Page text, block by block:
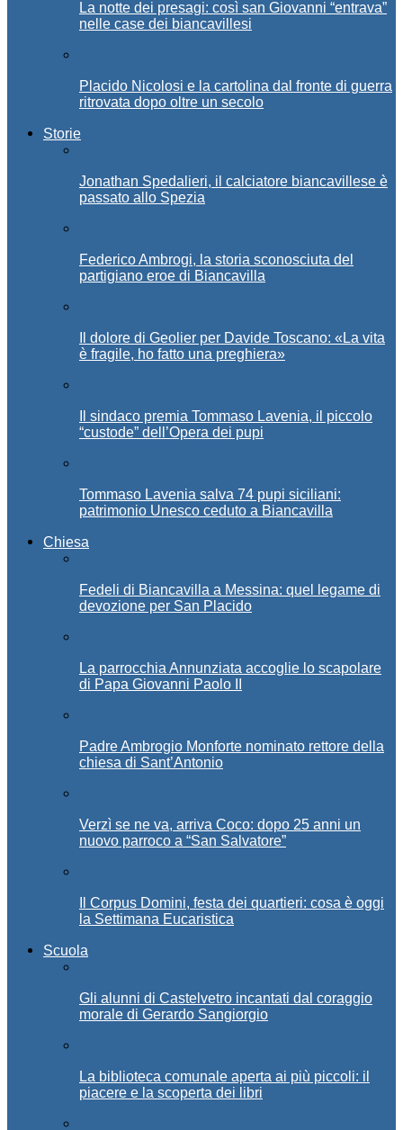
La notte dei presagi: così san Giovanni “entrava”
nelle case dei biancavillesi
Placido Nicolosi e la cartolina dal fronte di guerra
ritrovata dopo oltre un secolo
Storie
Jonathan Spedalieri, il calciatore biancavillese è
passato allo Spezia
Federico Ambrogi, la storia sconosciuta del
partigiano eroe di Biancavilla
Il dolore di Geolier per Davide Toscano: «La vita
è fragile, ho fatto una preghiera»
Il sindaco premia Tommaso Lavenia, il piccolo
“custode” dell’Opera dei pupi
Tommaso Lavenia salva 74 pupi siciliani:
patrimonio Unesco ceduto a Biancavilla
Chiesa
Fedeli di Biancavilla a Messina: quel legame di
devozione per San Placido
La parrocchia Annunziata accoglie lo scapolare
di Papa Giovanni Paolo II
Padre Ambrogio Monforte nominato rettore della
chiesa di Sant’Antonio
Verzì se ne va, arriva Coco: dopo 25 anni un
nuovo parroco a “San Salvatore”
Il Corpus Domini, festa dei quartieri: cosa è oggi
la Settimana Eucaristica
Scuola
Gli alunni di Castelvetro incantati dal coraggio
morale di Gerardo Sangiorgio
La biblioteca comunale aperta ai più piccoli: il
piacere e la scoperta dei libri